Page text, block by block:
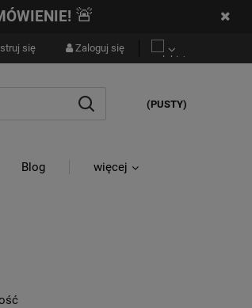
🚨
się Zaloguj się
(PUSTY)
Blog więcej